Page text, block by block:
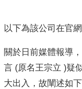
以下為該公司在官
關於日前媒體報導
言 (原名王宗立 )疑
大出入，故闡述如下